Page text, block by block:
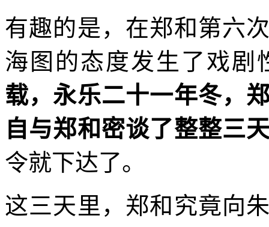
有趣的是，在郑和第六
海图的态度发生了戏剧
载，永乐二十一年冬，
自与郑和密谈了整整三
令就下达了。
这三天里，郑和究竟向